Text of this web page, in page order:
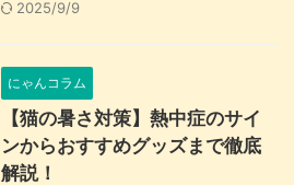
2025/9/9
にゃんコラム
【猫の暑さ対策】熱中症のサイ
ンからおすすめグッズまで徹底
解説！